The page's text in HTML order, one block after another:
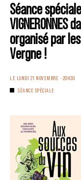
Séance spéciale
organisé par
Vergne !
LE LUNDI 21 NOVEMBRE - 20H30
SÉANCE SPÉCIALE